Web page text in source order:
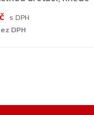
DPH